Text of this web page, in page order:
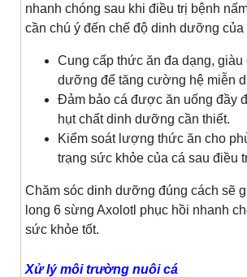
nhanh chóng sau khi điều trị bệnh
cần chú ý đến chế độ dinh dưỡng của
Cung cấp thức ăn đa dạng, giàu
dưỡng để tăng cường hệ miễn
Đảm bảo cá được ăn uống đầy
hụt chất dinh dưỡng cần thiết.
Kiểm soát lượng thức ăn cho
trạng sức khỏe của cá sau điều
Chăm sóc dinh dưỡng đúng cách sẽ
long 6 sừng Axolotl phục hồi nhanh
sức khỏe tốt.
Xử lý môi trường nuôi cá